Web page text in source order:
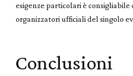
esigenze particolari è
organizzatori ufficiali del singolo
Conclusioni